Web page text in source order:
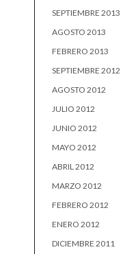
SEPTIEMBRE 2013
AGOSTO 2013
FEBRERO 2013
SEPTIEMBRE 2012
AGOSTO 2012
JULIO 2012
JUNIO 2012
MAYO 2012
ABRIL 2012
MARZO 2012
FEBRERO 2012
ENERO 2012
DICIEMBRE 2011